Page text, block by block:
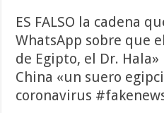
ES FALSO la cadena
WhatsApp sobre que
de Egipto, el Dr.
China «un suero
coronavirus